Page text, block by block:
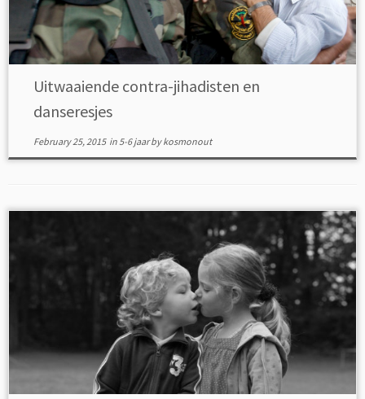
Uitwaaiende contra-jihadisten en
danseresjes
February 25, 2015in 5-6 jaarbykosmonout